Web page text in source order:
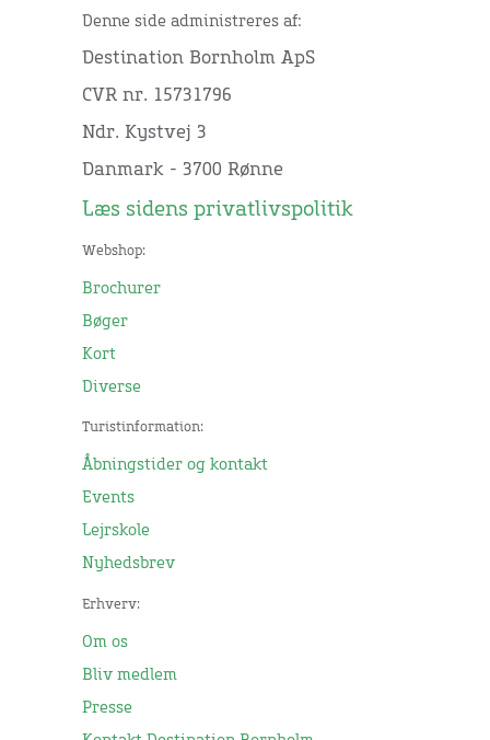
Denne side administreres af:
Destination Bornholm ApS
CVR nr. 15731796
Ndr. Kystvej 3
Danmark - 3700 Rønne
Læs sidens privatlivspolitik
Webshop:
Brochurer
Bøger
Kort
Diverse
Turistinformation:
Åbningstider og kontakt
Events
Lejrskole
Nyhedsbrev
Erhverv:
Om os
Bliv medlem
Presse